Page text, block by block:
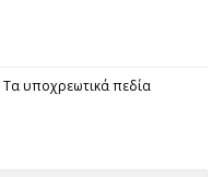
Τα υποχρεωτικά πεδία